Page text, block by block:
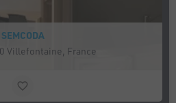
Villefontaine, France